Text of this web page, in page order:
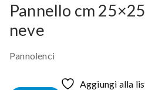
Pannello cm
neve
Pannolenci
Aggiungi alla